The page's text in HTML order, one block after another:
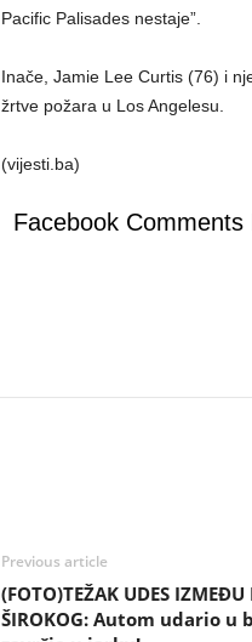
Pacific Palisades nestaje”.
Inače, Jamie Lee Curtis (76) i
žrtve požara u Los Angelesu.
(vijesti.ba)
Facebook Comments
Previous article
(FOTO)TEŽAK UDES IZMEĐU
ŠIROKOG: Autom udario u